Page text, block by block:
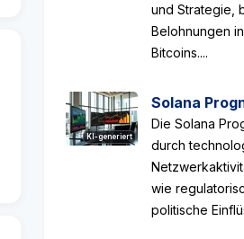
und Strategie,
Belohnungen
Bitcoins....
KI-generiert
Solana
Die Solana
durch
wie
politische